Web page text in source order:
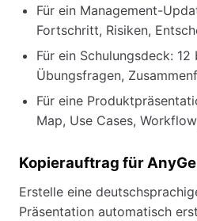
Für ein Management-
Fortschritt, Risiken,
Für ein Schulungsdeck:
Übungsfragen,
Für eine
Map, Use Cases,
Kopierauftrag für
Erstelle eine
Präsentation automatisch